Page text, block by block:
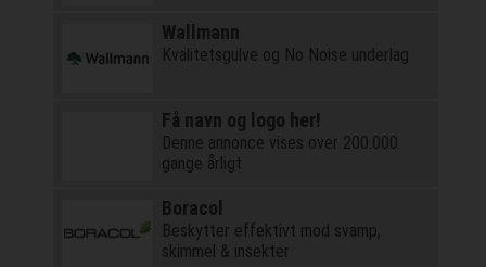
Wallmann
Kvalitetsgulve og No Noise underlag
Få navn og logo her!
Denne annonce vises over 200.000
gange årligt
Boracol
Beskytter effektivt mod svamp,
skimmel & insekter